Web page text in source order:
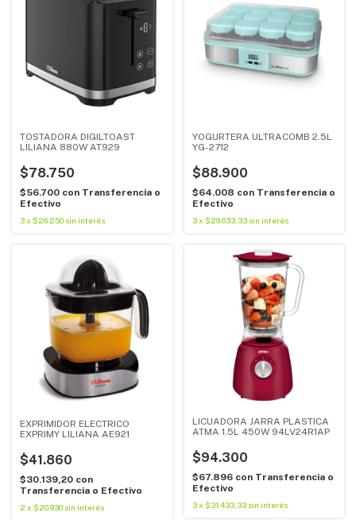
TOSTADORA DIGILTOAST
LILIANA 880W AT929
$78.750
$56.700 con Transferencia o
Efectivo
3x $26.250 sin interés
YOGURTERA ULTRACOMB 2.5L
YG-2712
$88.900
$64.008 con Transferencia o
Efectivo
3 x $29.633,33 sin interés
EXPRIMIDOR ELECTRICO
EXPRIMY LILIANA AE921
$41.860
$30.139,20 con
Transferencia o Efectivo
2 x $20.930 sin interés
LICUADORA JARRA PLASTICA
ATMA 1.5L 450W 94LV24R1AP
$94.300
$67.896 con Transferencia o
Efectivo
3 x $31.433,33 sin interés